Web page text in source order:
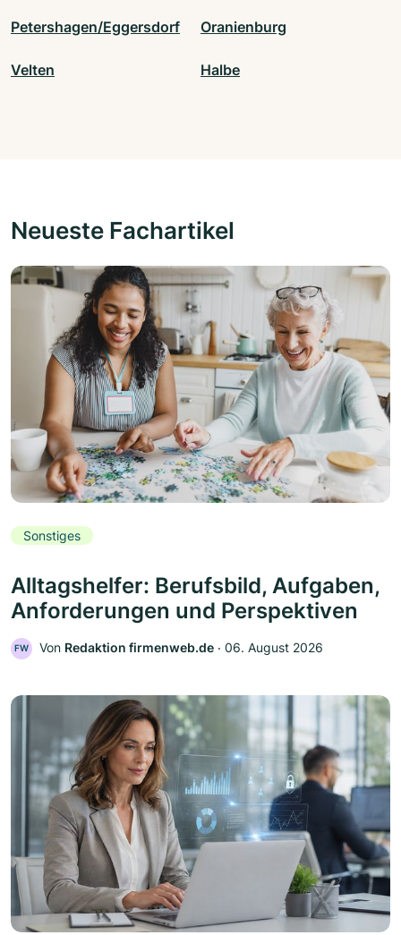
Petershagen/Eggersdorf Oranienburg
Velten Halbe
Neueste Fachartikel
Sonstiges
Alltagshelfer: Berufsbild, Aufgaben,
Anforderungen und Perspektiven
FW Von Redaktion firmenweb.de ‧ 06. August 2026